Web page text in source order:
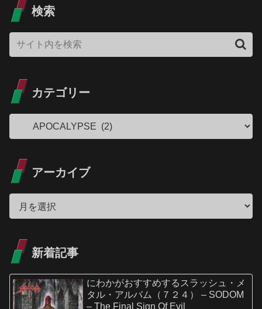
検索
カテゴリー
アーカイブ
新着記事
にわかがおすすめするスラッシュ・メ
タル・アルバム（７２４） – SODOM
– The Final Sign Of Evil